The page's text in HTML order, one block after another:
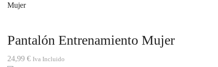
Mujer
Pantalón Entrenamiento Mujer
24,99 € Iva Incluido